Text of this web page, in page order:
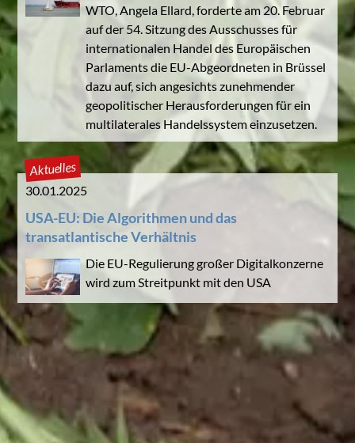
WTO, Angela Ellard, forderte am 20. Februar
auf der 54. Sitzung des Ausschusses für
internationalen Handel des Europäischen
Parlaments die EU-Abgeordneten in Brüssel
dazu auf, sich angesichts zunehmender
geopolitischer Herausforderungen für ein
multilaterales Handelssystem einzusetzen.
Aktuelles
30.01.2025
USA-EU: Die Algorithmen und das
transatlantische Verhältnis
Die EU-Regulierung großer Digitalkonzerne
wird zum Streitpunkt mit den USA